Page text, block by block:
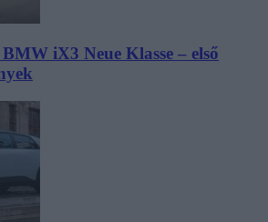
iX3 Neue Klasse – első